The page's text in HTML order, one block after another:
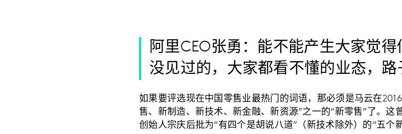
阿里CEO张勇：能不能产生大家觉
没见过的，大家都看不懂的业态，路
如果要评选现在中国零售业最热门的词语，那必须是马云在
售、新制造、新技术、新金融、新资源”之一的“新零售”了。这
创始人宗庆后批为“有四个是胡说八道”（新技术除外）的“五个